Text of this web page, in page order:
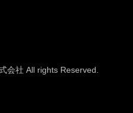
会社 All rights Reserved.